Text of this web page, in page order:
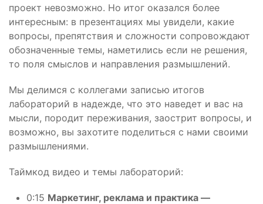
проект невозможно. Но итог оказался более
интересным: в презентациях мы увидели, какие
вопросы, препятствия и сложности сопровождают
обозначенные темы, наметились если не решения,
то поля смыслов и направления размышлений.
Мы делимся с коллегами записью итогов
лабораторий в надежде, что это наведет и вас на
мысли, породит переживания, заострит вопросы, и
возможно, вы захотите поделиться с нами своими
размышлениями.
Таймкод видео и темы лабораторий:
0:15 Маркетинг, реклама и практика —